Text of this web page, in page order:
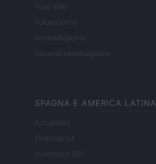
Food Wiki
FuturoDonna
HomeMagazine
SecondHomeMagazine
SPAGNA E AMERICA LATINA
Actualidad
Finanzas 24
Investindo 365